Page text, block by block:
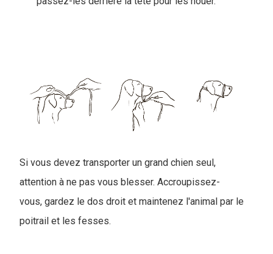
Si vous devez transporter un grand chien seul,
attention à ne pas vous blesser. Accroupissez-
vous, gardez le dos droit et maintenez l'animal par le
poitrail et les fesses.